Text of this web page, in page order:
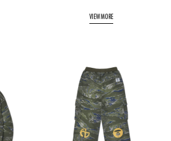
VIEW MORE